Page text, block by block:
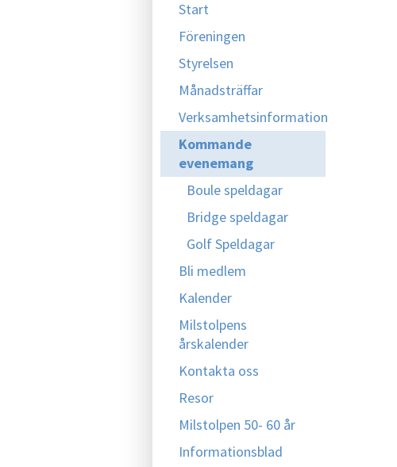
Start
Föreningen
Styrelsen
Månadsträffar
Verksamhetsinformation
Kommande
evenemang
Boule speldagar
Bridge speldagar
Golf Speldagar
Bli medlem
Kalender
Milstolpens
årskalender
Kontakta oss
Resor
Milstolpen 50- 60 år
Informationsblad